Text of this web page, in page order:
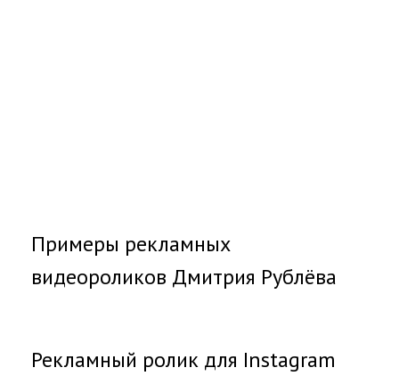
Примеры рекламных
видеороликов Дмитрия Рублёва
Рекламный ролик для Instagram